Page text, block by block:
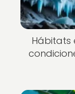
Hábitats